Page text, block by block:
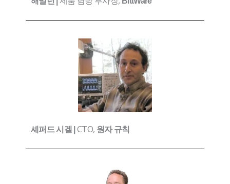
셰퍼드 시겔 |CTO, 원자 규칙